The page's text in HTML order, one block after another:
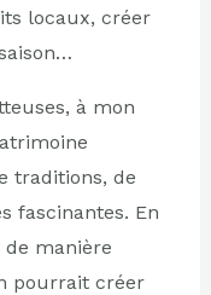
locaux, créer
à mon
traditions, de
fascinantes. En
de manière
pourrait créer